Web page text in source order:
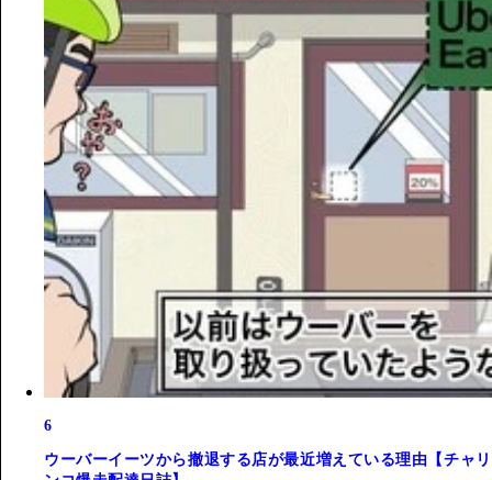
6
ウーバーイーツから撤退する店が最近増えている理由【チャリ